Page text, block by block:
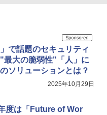
で話題のセキュリティ
大の脆弱性"「人」に
ソリューションとは？
2025年10月29日
度は「Future of Wor